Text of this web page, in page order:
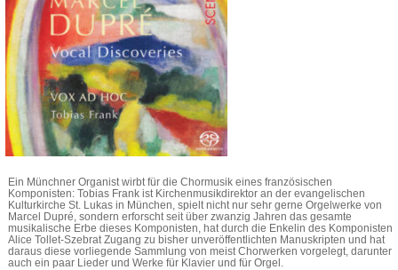
Ein Münchner Organist wirbt für die Chormusik eines französischen
Komponisten: Tobias Frank ist Kirchenmusikdirektor an der evangelischen
Kulturkirche St. Lukas in München, spielt nicht nur sehr gerne Orgelwerke von
Marcel Dupré, sondern erforscht seit über zwanzig Jahren das gesamte
musikalische Erbe dieses Komponisten, hat durch die Enkelin des Komponisten
Alice Tollet-Szebrat Zugang zu bisher unveröffentlichten Manuskripten und hat
daraus diese vorliegende Sammlung von meist Chorwerken vorgelegt, darunter
auch ein paar Lieder und Werke für Klavier und für Orgel.